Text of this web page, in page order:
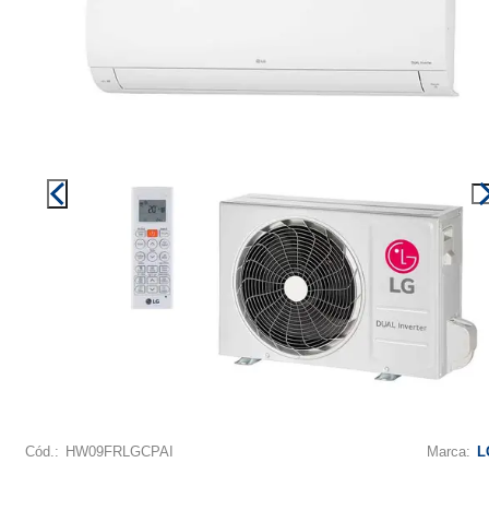
Cód.: HW09FRLGCPAI Marca: